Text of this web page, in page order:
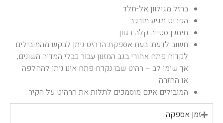
ברזל מגולוון אל-חלד
הפריט מגיע מורכב
תיתכן סטייה קלה בגוון
חשוב לדעת: בעת אספקת הרהיט ניתן לבקש מהמובילים
לקדוח פתח אחורי בגב המזנון עבור כבלי המדיה השונים,
אך שימו לב – רהיט שבו נקדח פתח אינו ניתן להחלפה
או החזרה
המובילים אינם מוסמכים לתלות את הרהיט על הקיר
זמן אספקה